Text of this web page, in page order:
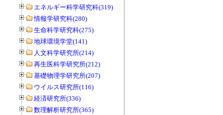
エネルギー科学研究科(319)
情報学研究科(280)
生命科学研究科(275)
地球環境学堂(141)
人文科学研究所(214)
再生医科学研究所(212)
基礎物理学研究所(207)
ウイルス研究所(116)
経済研究所(336)
数理解析研究所(365)